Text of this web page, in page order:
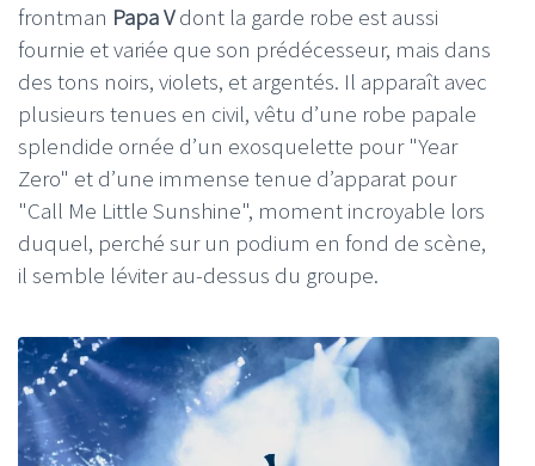
frontman Papa Vdont la garde robe est aussi
fournie et variée que son prédécesseur, mais dans
des tons noirs, violets, et argentés. Il apparaît avec
plusieurs tenues en civil, vêtu d’une robe papale
splendide ornée d’un exosquelette pour "Year
Zero" et d’une immense tenue d’apparat pour
"Call Me Little Sunshine", moment incroyable lors
duquel, perché sur un podium en fond de scène,
il semble léviter au-dessus du groupe.